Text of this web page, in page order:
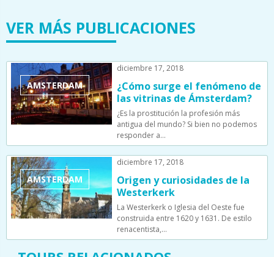
VER MÁS PUBLICACIONES
AMSTERDAM
diciembre 17, 2018
¿Cómo surge el fenómeno de
las vitrinas de Ámsterdam?
¿Es la prostitución la profesión más
antigua del mundo? Si bien no podemos
responder a…
AMSTERDAM
diciembre 17, 2018
Origen y curiosidades de la
Westerkerk
La Westerkerk o Iglesia del Oeste fue
construida entre 1620 y 1631. De estilo
renacentista,…